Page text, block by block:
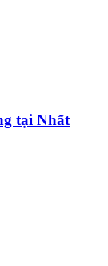
tại Nhất